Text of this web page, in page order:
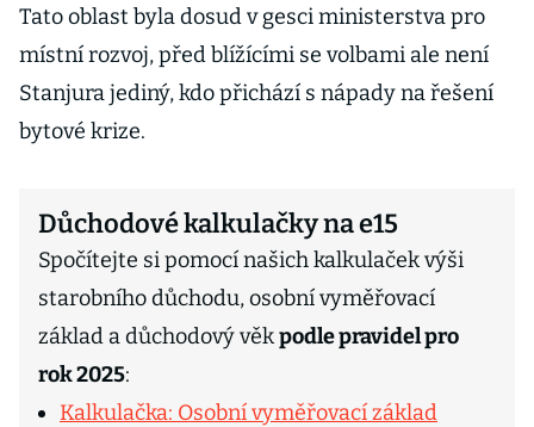
Tato oblast byla dosud v gesci ministerstva pro
místní rozvoj, před blížícími se volbami ale není
Stanjura jediný, kdo přichází s nápady na řešení
bytové krize.
Důchodové kalkulačky na e15
Spočítejte si pomocí našich kalkulaček výši
starobního důchodu, osobní vyměřovací
základ a důchodový věkpodle pravidel pro
rok 2025:
Kalkulačka: Osobní vyměřovací základ